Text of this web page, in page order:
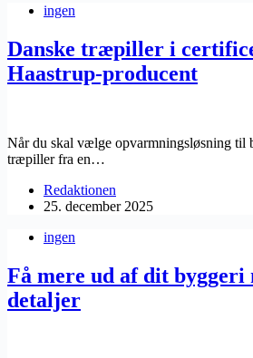
ingen
Danske træpiller i
Haastrup-producent
Når du skal vælge opvarmningsløsning til
træpiller fra en…
Redaktionen
25. december 2025
ingen
Få mere ud af dit byggeri
detaljer